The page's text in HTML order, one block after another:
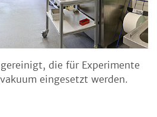
die für Experimente
eingesetzt werden.